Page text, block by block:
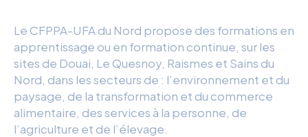
Le CFPPA-UFA du Nord propose des formations en
apprentissage ou en formation continue, sur les
sites de Douai, Le Quesnoy, Raismes et Sains du
Nord, dans les secteurs de : l’environnement et du
paysage, de la transformation et du commerce
alimentaire, des services à la personne, de
l’agriculture et de l’élevage.